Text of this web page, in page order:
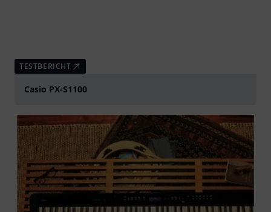
TESTBERICHT
Casio PX-S1100